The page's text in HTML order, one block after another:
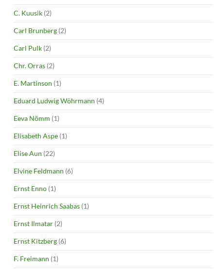
C. Kuusik (2)
Carl Brunberg (2)
Carl Pulk (2)
Chr. Orras (2)
E. Martinson (1)
Eduard Ludwig Wöhrmann (4)
Eeva Nõmm (1)
Elisabeth Aspe (1)
Elise Aun (22)
Elvine Feldmann (6)
Ernst Enno (1)
Ernst Heinrich Saabas (1)
Ernst Ilmatar (2)
Ernst Kitzberg (6)
F. Freimann (1)